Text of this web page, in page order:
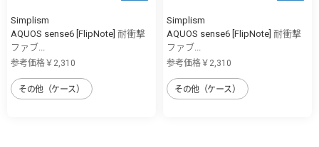
Simplism
AQUOS sense6 [FlipNote] 耐衝撃
ファブ...
参考価格￥2,310
その他（ケース）
Simplism
AQUOS sense6 [FlipNote] 耐衝撃
ファブ...
参考価格￥2,310
その他（ケース）